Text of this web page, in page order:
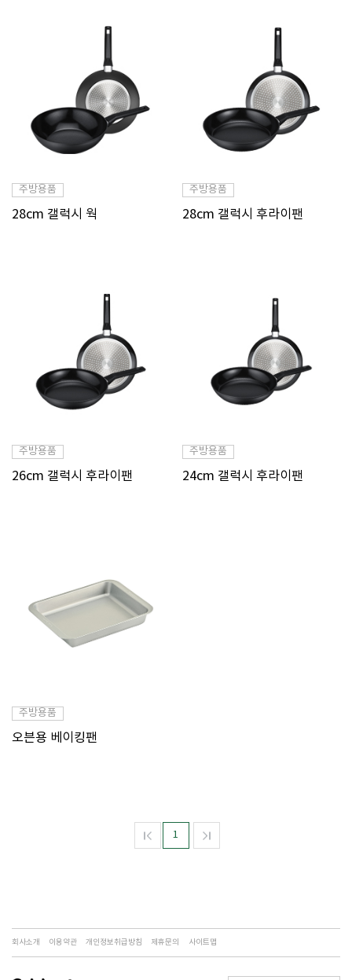
주방용품
28cm 갤럭시 웍
주방용품
28cm 갤럭시 후라이팬
주방용품
26cm 갤럭시 후라이팬
주방용품
24cm 갤럭시 후라이팬
주방용품
오븐용 베이킹팬
1
회사소개 이용약관 개인정보취급방침 제휴문의 사이트맵